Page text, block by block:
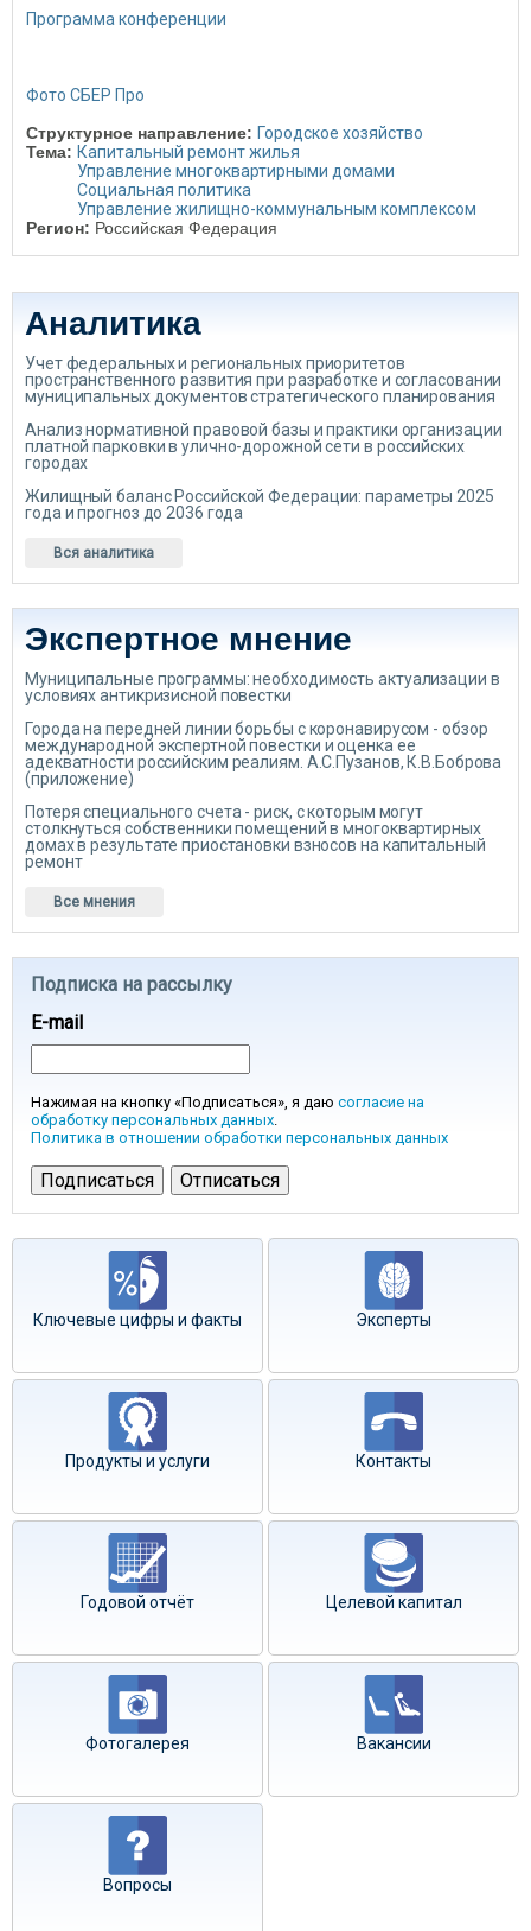
Программа конференции
Фото СБЕР Про
Структурное направление: Городское хозяйство
Тема: Капитальный ремонт жилья
Управление многоквартирными домами
Социальная политика
Управление жилищно-коммунальным комплексом
Регион: Российская Федерация
Аналитика
Учет федеральных и региональных приоритетов
пространственного развития при разработке и согласовании
муниципальных документов стратегического планирования
Анализ нормативной правовой базы и практики организации
платной парковки в улично-дорожной сети в российских
городах
Жилищный баланс Российской Федерации: параметры 2025
года и прогноз до 2036 года
Вся аналитика
Экспертное мнение
Муниципальные программы: необходимость актуализации в
условиях антикризисной повестки
Города на передней линии борьбы с коронавирусом - обзор
международной экспертной повестки и оценка ее
адекватности российским реалиям. А.С.Пузанов, К.В.Боброва
(приложение)
Потеря специального счета - риск, с которым могут
столкнуться собственники помещений в многоквартирных
домах в результате приостановки взносов на капитальный
ремонт
Все мнения
Подписка на рассылку
E-mail
Нажимая на кнопку «Подписаться», я даю согласие на
обработку персональных данных.
Политика в отношении обработки персональных данных
Ключевые цифры и факты Эксперты
Продукты и услуги Контакты
Годовой отчёт Целевой капитал
Фотогалерея Вакансии
Вопросы